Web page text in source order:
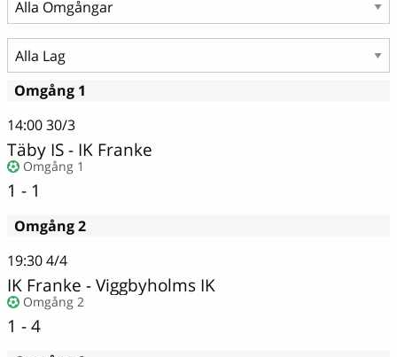
Omgång 1
14:0030/3
Täby IS - IK Franke
Omgång 1
1 - 1
Omgång 2
19:304/4
IK Franke -Viggbyholms IK
Omgång 2
1 - 4